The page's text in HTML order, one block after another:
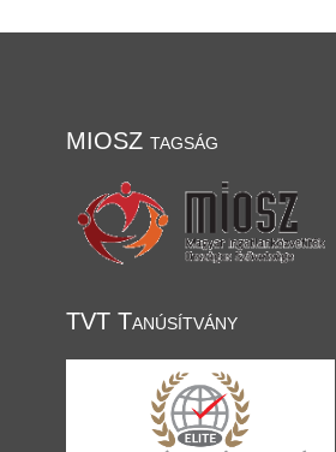
MIOSZ tagság
TVT Tanúsítvány